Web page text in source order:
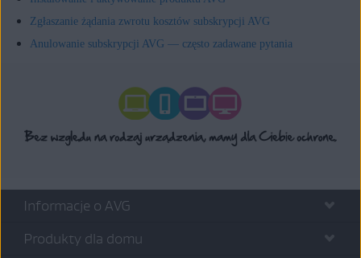
Zgłaszanie żądania zwrotu kosztów subskrypcji AVG
Anulowanie subskrypcji AVG — często zadawane pytania
Informacje o AVG
Produkty dla domu